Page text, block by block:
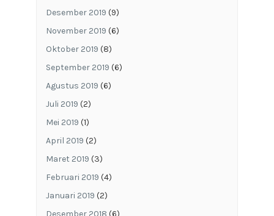
Desember 2019 (9)
November 2019 (6)
Oktober 2019 (8)
September 2019 (6)
Agustus 2019 (6)
Juli 2019 (2)
Mei 2019 (1)
April 2019 (2)
Maret 2019 (3)
Februari 2019 (4)
Januari 2019 (2)
Desember 2018 (6)